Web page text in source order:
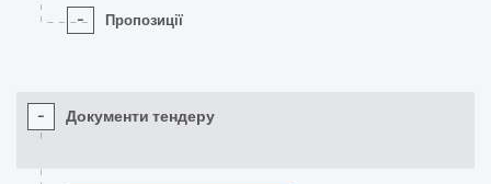
- Пропозиції
- Документи тендеру